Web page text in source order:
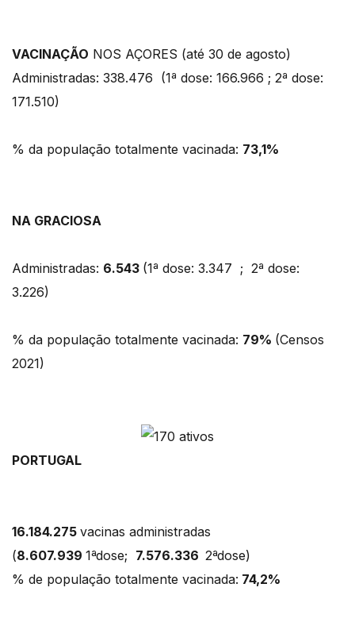
VACINAÇÃO NOS AÇORES (até 30 de agosto)
Administradas: 338.476 (1ª dose: 166.966 ; 2ª dose:
171.510)
% da população totalmente vacinada: 73,1%
NA GRACIOSA
Administradas: 6.543 (1ª dose: 3.347 ; 2ª dose:
3.226)
% da população totalmente vacinada: 79% (Censos
2021)
PORTUGAL
16.184.275 vacinas administradas
(8.607.939 1ªdose; 7.576.336 2ªdose)
% de população totalmente vacinada: 74,2%